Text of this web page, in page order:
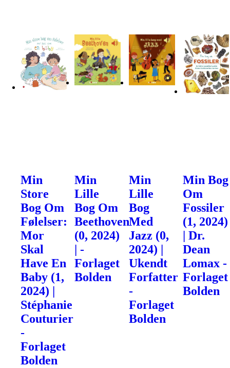
Min
Store
Bog Om
Følelser:
Mor
Skal
Have En
Baby (1,
2024) |
Stéphanie
Couturier
-
Forlaget
Bolden
Min
Lille
Bog Om
Beethoven
(0, 2024)
| -
Forlaget
Bolden
Min
Lille
Bog
Med
Jazz (0,
2024) |
Ukendt
Forfatter
-
Forlaget
Bolden
Min Bog
Om
Fossiler
(1, 2024)
| Dr.
Dean
Lomax -
Forlaget
Bolden